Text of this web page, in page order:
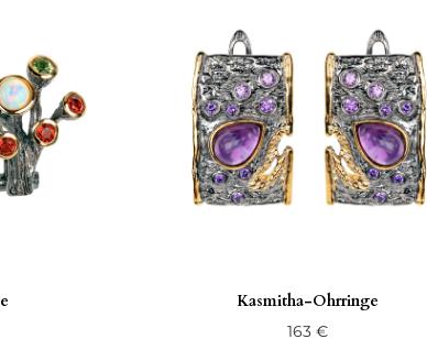
Kasmitha-Ohrringe
163 €